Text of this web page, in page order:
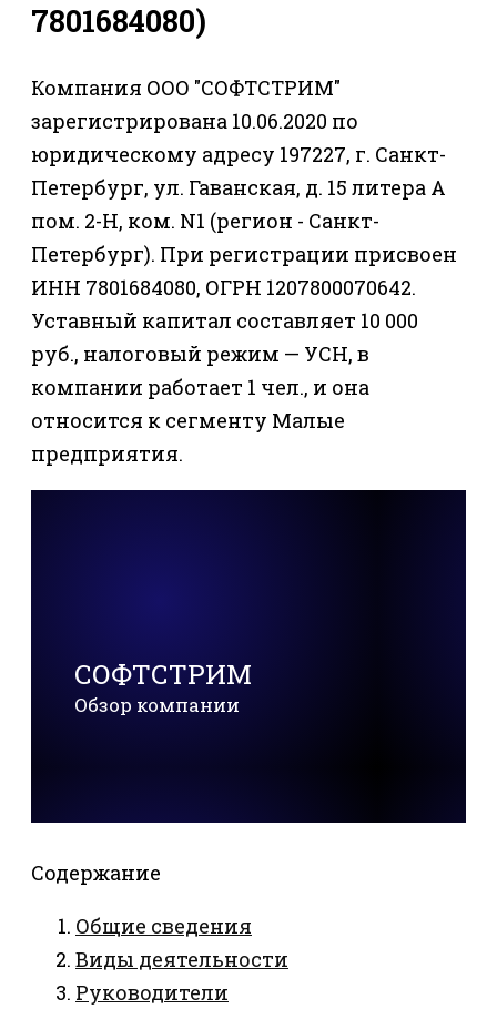
7801684080)
Компания ООО "СОФТСТРИМ"
зарегистрирована 10.06.2020 по
юридическому адресу 197227, г. Санкт-
Петербург, ул. Гаванская, д. 15 литера А
пом. 2-Н, ком. N1 (регион - Санкт-
Петербург). При регистрации присвоен
ИНН 7801684080, ОГРН 1207800070642.
Уставный капитал составляет 10 000
руб., налоговый режим — УСН, в
компании работает 1 чел., и она
относится к сегменту Малые
предприятия.
СОФТСТРИМ
Обзор компании
Содержание
Общие сведения
Виды деятельности
Руководители